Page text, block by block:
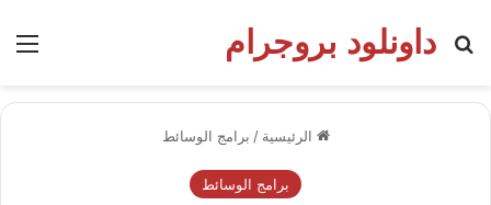
داونلود بروجرام
بحث عن
الرئيسية / برامج الوسائط
برامج الوسائط